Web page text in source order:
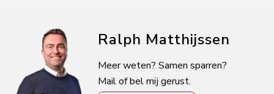
Ralph Matthijssen
Meer weten? Samen sparren?
Mail of bel mij gerust.